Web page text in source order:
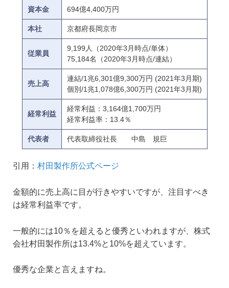
資本金 694億4,400万円
本社 京都府長岡京市
従業員
9,199人（2020年3月時点/単体）
75,184名（2020年3月時点/連結）
売上高
連結/1兆6,301億9,300万円 (2021年3月期)
個別/1兆1,078億6,300万円 (2021年3月期)
経常利益
経常利益：3,164億1,700万円
経常利益率：13.4％
代表者 代表取締役社長 中島 規巨
引用： 村田製作所公式ページ
金額的に売上高に目が行きやすいですが、注目すべき
は経常利益率です。
一般的には10％を超えると優秀といわれますが、株式
会社村田製作所は13.4%と10%を超えています。
優秀な企業と言えますね。